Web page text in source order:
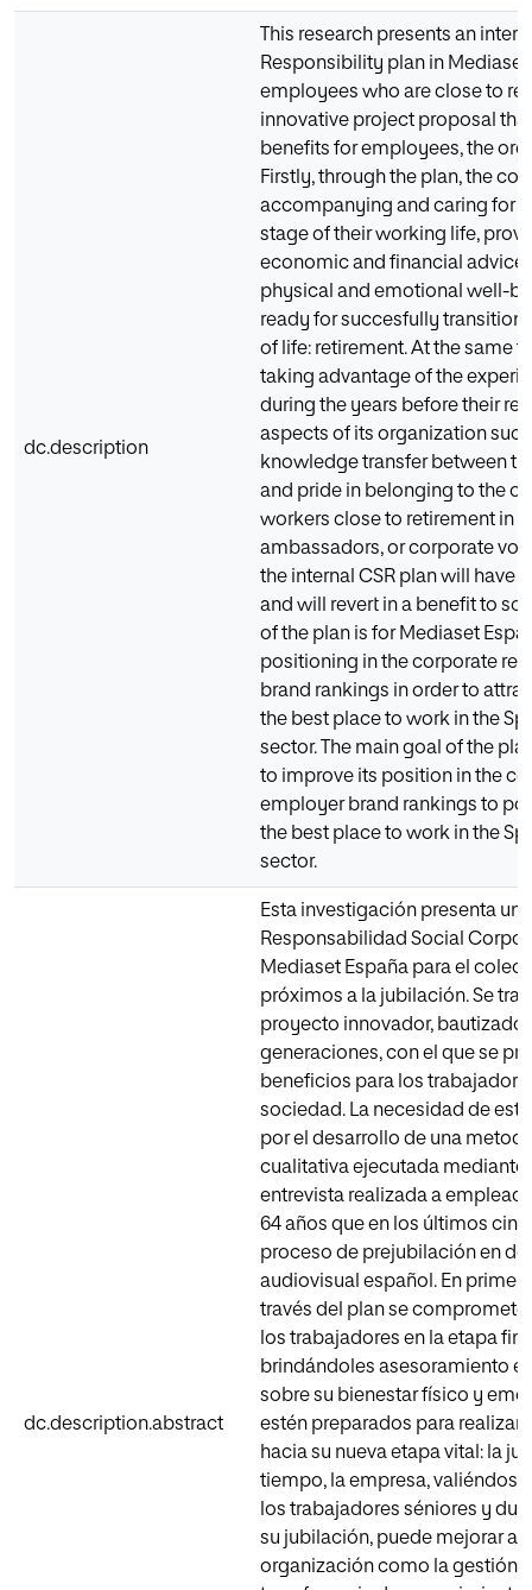
dc.description
This research presents an
Responsibility plan in Mediaset
employees who are close to
innovative project proposal
benefits for employees, the
Firstly, through the plan, the
accompanying and caring for
stage of their working life,
economic and financial advice
physical and emotional well-
ready for succesfully
of life: retirement. At the same
taking advantage of the
during the years before their
aspects of its organization
knowledge transfer between
and pride in belonging to the
workers close to retirement in
ambassadors, or corporate
the internal CSR plan will have
and will revert in a benefit to
of the plan is for Mediaset
positioning in the corporate
brand rankings in order to
the best place to work in the
sector. The main goal of the
to improve its position in the
employer brand rankings to
the best place to work in the
sector.
dc.description.abstract
Esta investigación presenta un
Responsabilidad Social
Mediaset España para el
próximos a la jubilación. Se
proyecto innovador, bautizado
generaciones, con el que se
beneficios para los
sociedad. La necesidad de
por el desarrollo de una
cualitativa ejecutada mediante
entrevista realizada a
64 años que en los últimos
proceso de prejubilación en
audiovisual español. En primer
través del plan se
los trabajadores en la etapa
brindándoles asesoramiento
sobre su bienestar físico y
estén preparados para realizar
hacia su nueva etapa vital: la
tiempo, la empresa,
los trabajadores séniores y
su jubilación, puede mejorar
organización como la gestión